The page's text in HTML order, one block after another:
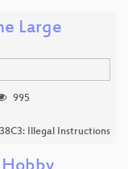
Large
995
38C3: Illegal Instructions